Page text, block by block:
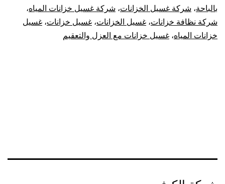
بالباحة، شركة غسيل الخزانات، شركة غسيل خزانات المياه،
شركة نظافة خزانات، غسيل الخزانات، غسيل خزانات، غسيل
خزانات المياه، غسيل خزانات مع العزل والتعقيم